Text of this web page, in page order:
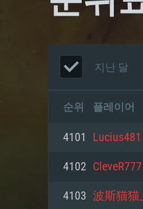
지난 달
순위 플레이어
4101 Lucius481
4102 CleveR777
4103 波斯猫猫